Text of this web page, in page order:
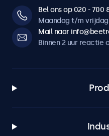
Bel ons op 020 - 700
Maandag t/m
Mail naar
Binnen 2 uur reactie